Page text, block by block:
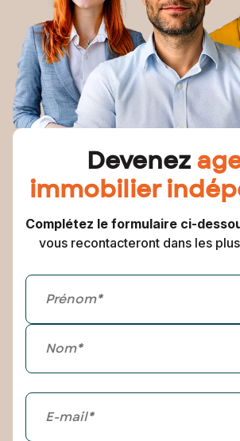
Devenez
immobilier
Complétez le formulaire ci-
vous recontacteront dans les